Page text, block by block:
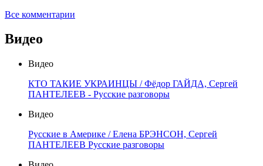
Все комментарии
Видео
Видео
КТО ТАКИЕ УКРАИНЦЫ / Фёдор ГАЙДА, Сергей
ПАНТЕЛЕЕВ - Русские разговоры
Видео
Русские в Америке / Елена БРЭНСОН, Сергей
ПАНТЕЛЕЕВ Русские разговоры